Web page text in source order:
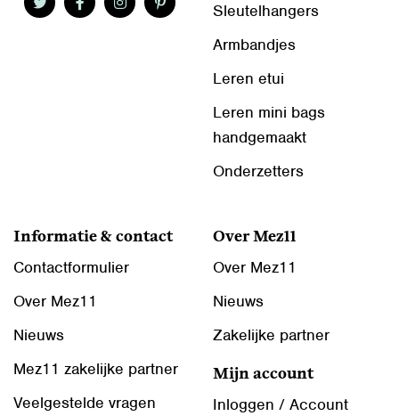
Sleutelhangers
Armbandjes
Leren etui
Leren mini bags
handgemaakt
Onderzetters
Informatie & contact
Contactformulier
Over Mez11
Nieuws
Mez11 zakelijke partner
Veelgestelde vragen
Over Mez11
Over Mez11
Nieuws
Zakelijke partner
Mijn account
Inloggen / Account